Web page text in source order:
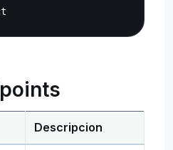
Descripcion